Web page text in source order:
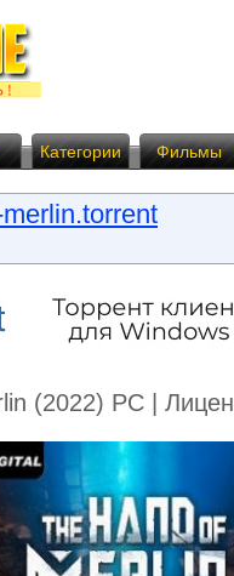
Категории Фильмы
(2022) PC |